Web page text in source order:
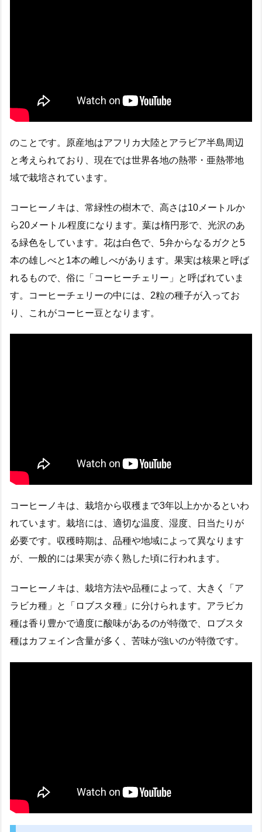
のことです。原産地はアフリカ大陸とアラビア半島周辺
と考えられており、現在では世界各地の熱帯・亜熱帯地
域で栽培されています。
コーヒーノキは、常緑性の樹木で、高さは10メートルか
ら20メートル程度になります。葉は楕円形で、光沢のあ
る緑色をしています。花は白色で、5弁からなるガクと5
本の雄しべと1本の雌しべがあります。果実は核果と呼ば
れるもので、俗に「コーヒーチェリー」と呼ばれていま
す。コーヒーチェリーの中には、2粒の種子が入ってお
り、これがコーヒー豆となります。
コーヒーノキは、栽培から収穫まで3年以上かかるといわ
れています。栽培には、適切な温度、湿度、日当たりが
必要です。収穫時期は、品種や地域によって異なります
が、一般的には果実が赤く熟した頃に行われます。
コーヒーノキは、栽培方法や品種によって、大きく「ア
ラビカ種」と「ロブスタ種」に分けられます。アラビカ
種は香り豊かで適度に酸味があるのが特徴で、ロブスタ
種はカフェイン含量が多く、苦味が強いのが特徴です。